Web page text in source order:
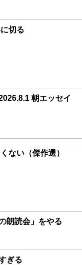
切る
朝エッセイ
ない（傑作選）
朗読会」をやる
ぎる